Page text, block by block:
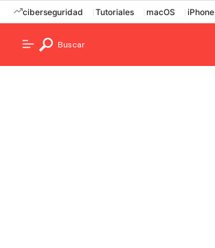
ciberseguridad Tutoriales macOS iPhone
Buscar